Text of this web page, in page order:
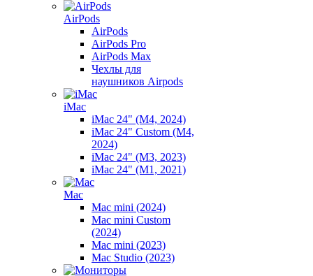
AirPods
AirPods
AirPods Pro
AirPods Max
Чехлы для
наушников Airpods
iMac
iMac 24" (M4, 2024)
iMac 24" Custom (M4,
2024)
iMac 24" (M3, 2023)
iMac 24" (M1, 2021)
Mac
Mac mini (2024)
Mac mini Custom
(2024)
Mac mini (2023)
Mac Studio (2023)